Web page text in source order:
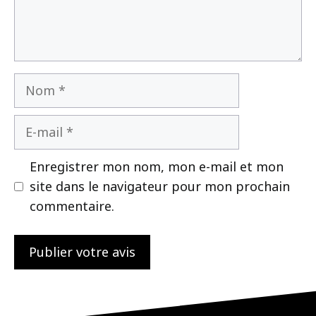
Nom
Enregistrer mon nom, mon e-mail et mon
site dans le navigateur pour mon prochain
commentaire.